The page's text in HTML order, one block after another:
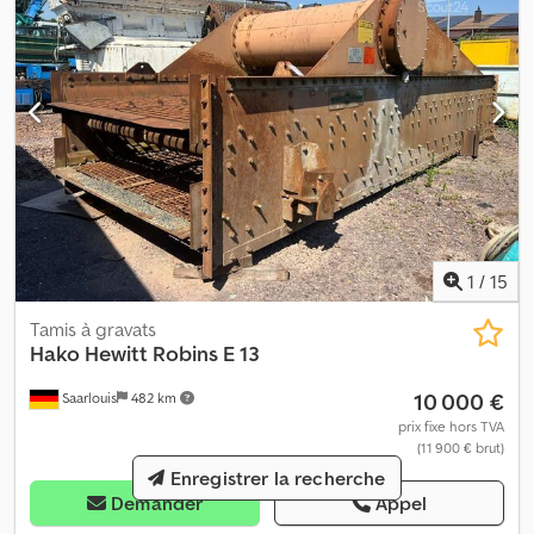
1 / 15
Saarlouis 482 km
Tamis à gravats
Hako Hewitt Robins E 13
10 000 €
prix fixe hors TVA
(11 900 € brut)
Demander Appel
Enregistrer la recherche